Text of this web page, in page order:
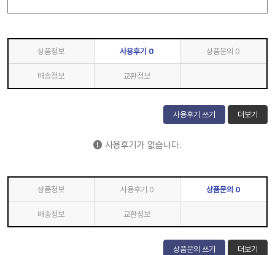
상품정보 사용후기 0 상품문의 0
배송정보 교환정보
사용후기 쓰기 더보기
사용후기가 없습니다.
상품정보 사용후기 0 상품문의 0
배송정보 교환정보
상품문의 쓰기 더보기